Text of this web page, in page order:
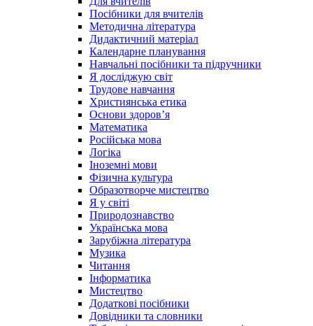
Посібники для вчителів
Методична література
Дидактичний матеріал
Календарне планування
Навчальні посібники та підручники
Я досліджую світ
Трудове навчання
Християнська етика
Основи здоров’я
Математика
Російська мова
Логіка
Іноземні мови
Фізична культура
Образотворче мистецтво
Я у світі
Природознавство
Українська мова
Зарубіжна література
Музика
Читання
Інформатика
Мистецтво
Додаткові посібники
Довідники та словники